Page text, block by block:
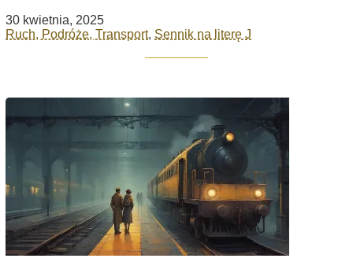
30 kwietnia, 2025
Ruch, Podróże, Transport, Sennik na literę J